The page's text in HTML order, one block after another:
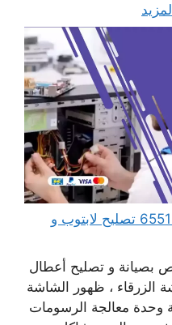
مهندس كمبيوتر صبحان 65511033 تصليح لابتوب و
بصيانة و تصليح أعطال
الزرقاء ، ظهور الشاشة
وحدة معالجة الرسومات